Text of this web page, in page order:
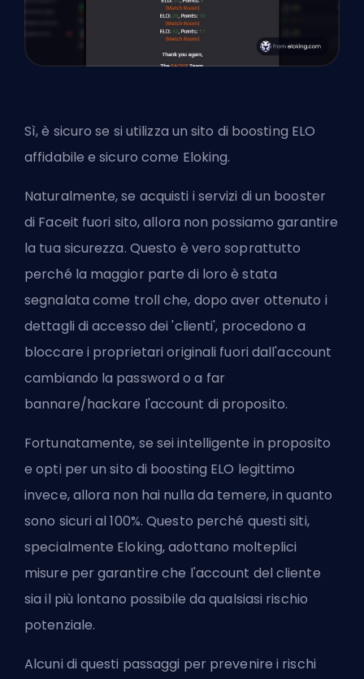
Sì, è sicuro se si utilizza un sito di boosting ELO
affidabile e sicuro come Eloking.
Naturalmente, se acquisti i servizi di un booster
di Faceit fuori sito, allora non possiamo garantire
la tua sicurezza. Questo è vero soprattutto
perché la maggior parte di loro è stata
segnalata come troll che, dopo aver ottenuto i
dettagli di accesso dei 'clienti', procedono a
bloccare i proprietari originali fuori dall'account
cambiando la password o a far
bannare/hackare l'account di proposito.
Fortunatamente, se sei intelligente in proposito
e opti per un sito di boosting ELO legittimo
invece, allora non hai nulla da temere, in quanto
sono sicuri al 100%. Questo perché questi siti,
specialmente Eloking, adottano molteplici
misure per garantire che l'account del cliente
sia il più lontano possibile da qualsiasi rischio
potenziale.
Alcuni di questi passaggi per prevenire i rischi